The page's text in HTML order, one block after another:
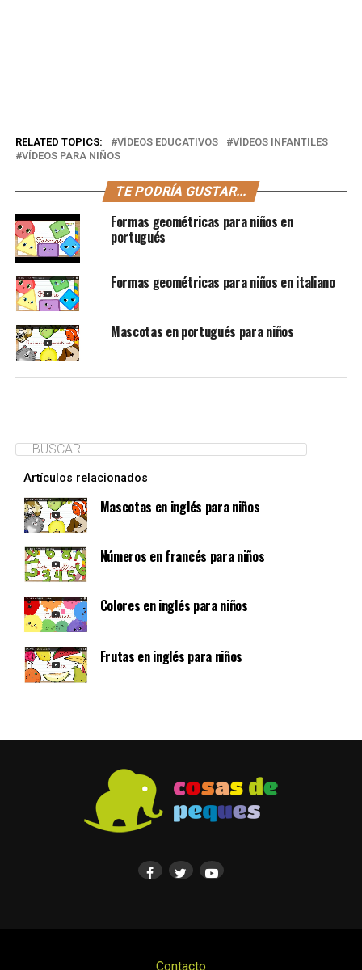
RELATED TOPICS: VÍDEOS EDUCATIVOS
VÍDEOS INFANTILES
VÍDEOS PARA NIÑOS
TE PODRÍA GUSTAR...
Formas geométricas para niños en
portugués
Formas geométricas para niños en italiano
Mascotas en portugués para niños
Artículos relacionados
Mascotas en inglés para niños
Números en francés para niños
Colores en inglés para niños
Frutas en inglés para niños
Contacto